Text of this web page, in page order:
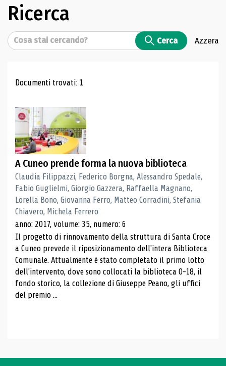
Ricerca
Cerca Cerca Azzera
Risultati di ricerca
Documenti trovati: 1
A Cuneo prende forma la nuova biblioteca
Claudia Filippazzi, Federico Borgna, Alessandro Spedale,
Fabio Guglielmi, Giorgio Gazzera, Raffaella Magnano,
Lorella Bono, Giovanna Ferro, Matteo Corradini, Stefania
Chiavero, Michela Ferrero
anno: 2017, volume: 35, numero: 6
Il progetto di rinnovamento della struttura di Santa Croce
a Cuneo prevede il riposizionamento dell'intera Biblioteca
Comunale. Attualmente è stato completato il primo lotto
dell'intervento, dove sono collocati la biblioteca 0-18, il
fondo storico, la collezione di Giuseppe Peano, gli uffici
del premio ...